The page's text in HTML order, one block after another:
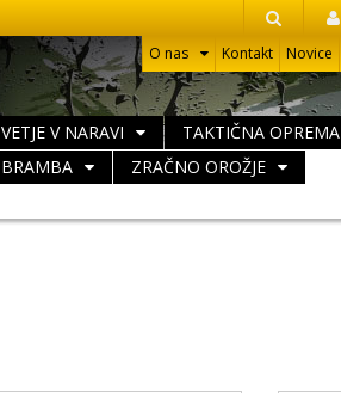
O nas Kontakt Novice
V NARAVI
TAKTIČNA OPREMA
ZRAČNO OROŽJE